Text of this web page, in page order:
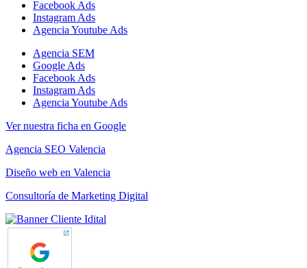
Facebook Ads
Instagram Ads
Agencia Youtube Ads
Agencia SEM
Google Ads
Facebook Ads
Instagram Ads
Agencia Youtube Ads
Ver nuestra ficha en Google
Agencia SEO Valencia
Diseño web en Valencia
Consultoría de Marketing Digital